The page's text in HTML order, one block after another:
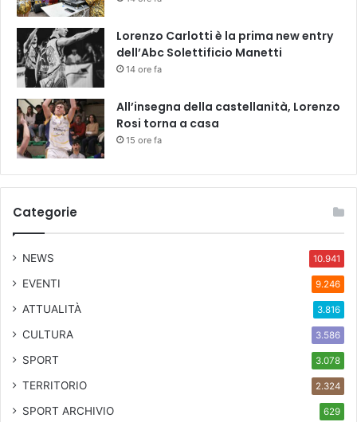
n
o
e
a
l
l
a
r
e
i
a
i
o
e
a
Lorenzo Carlotti è la prima new entry
dell’Abc Solettificio Manetti
14 ore fa
All’insegna della castellanità, Lorenzo
Rosi torna a casa
15 ore fa
Categorie
NEWS 10.941
EVENTI 9.246
ATTUALITÀ 3.816
CULTURA 3.586
SPORT 3.078
TERRITORIO 2.324
SPORT ARCHIVIO 629